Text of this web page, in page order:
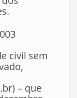
civil sem
– que